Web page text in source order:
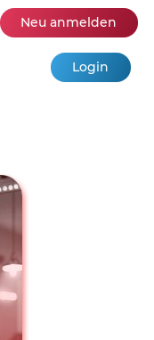
Neu anmelden
Login